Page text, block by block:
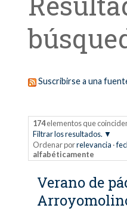
Suscribirse a una
174elementos que
Filtrar los resultados.
Ordenar porrelevancia ·
alfabéticamente
Verano de